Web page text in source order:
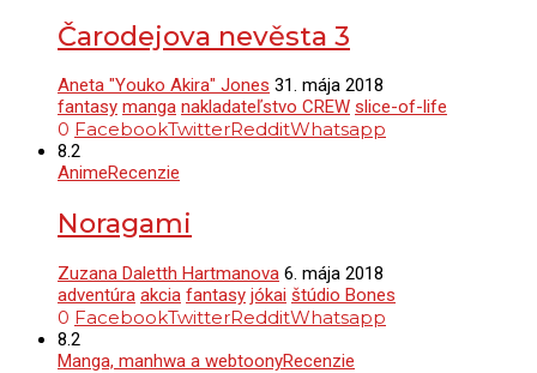
Čarodejova nevěsta 3
Aneta "Youko Akira" Jones 31. mája 2018
fantasy manga nakladateľstvo CREW slice-of-life
0 FacebookTwitterRedditWhatsapp
8.2
AnimeRecenzie
Noragami
Zuzana Daletth Hartmanova 6. mája 2018
adventúra akcia fantasy jókai štúdio Bones
0 FacebookTwitterRedditWhatsapp
8.2
Manga, manhwa a webtoonyRecenzie